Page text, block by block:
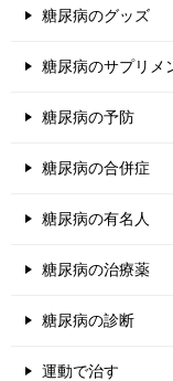
糖尿病のグッズ
糖尿病のサプリメ
糖尿病の予防
糖尿病の合併症
糖尿病の有名人
糖尿病の治療薬
糖尿病の診断
運動で治す